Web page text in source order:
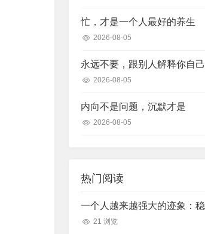
忙，才是一个人最好的养生
2026-08-05
永远不要，跟别人解释你自己
2026-08-05
内向不是问题，沉默才是
2026-08-05
热门阅读
一个人越来越强大的迹象：稳
21 浏览